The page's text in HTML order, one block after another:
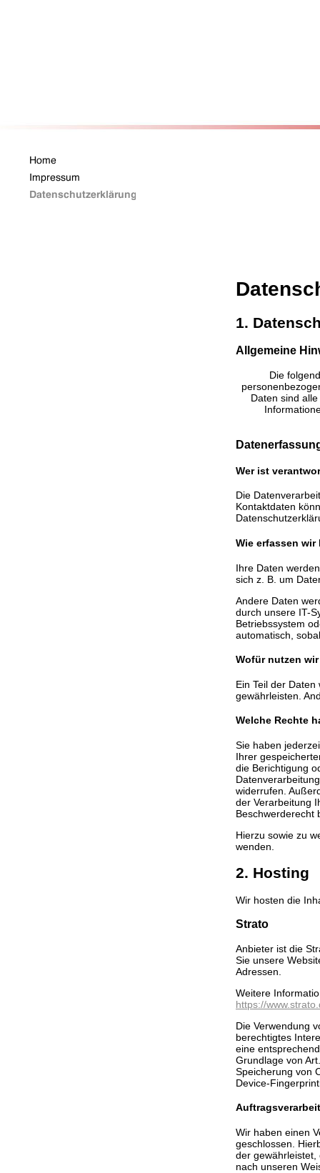
1.
Allgemeine
Die
Daten sind
Wer ist
Die
Kontaktdaten
Wie erfassen wir
Ihre Daten
sich z. B. um
Andere Daten
durch unsere IT-
Betriebssystem
automatisch,
Wofür nutzen
Ein Teil der
gewährleisten.
Welche Rechte
Sie haben
Ihrer
die Berichtigung
widerrufen.
der Verarbeitung
Beschwerderecht
Hierzu sowie zu
wenden.
2. Hosting
Wir hosten die
Strato
Anbieter ist die
Sie unsere
Adressen.
Weitere
https://
Die Verwendung
berechtigtes
eine
Grundlage von
Speicherung von
Device-
Wir haben einen
geschlossen.
der
nach unseren